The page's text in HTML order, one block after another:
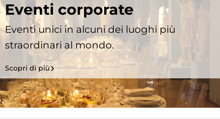
Eventi corporate
Eventi unici in alcuni dei luoghi più
straordinari al mondo.
Scopri di più